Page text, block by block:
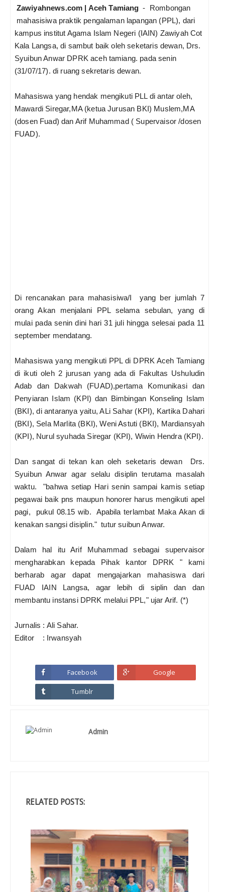
Zawiyahnews.com | Aceh Tamiang - Rombongan
mahasisiwa praktik pengalaman lapangan (PPL), dari
kampus institut Agama Islam Negeri (IAIN) Zawiyah Cot
Kala Langsa, di sambut baik oleh seketaris dewan, Drs.
Syuibun Anwar DPRK aceh tamiang. pada senin
(31/07/17). di ruang sekretaris dewan.
Mahasiswa yang hendak mengikuti PLL di antar oleh,
Mawardi Siregar,MA (ketua Jurusan BKI) Muslem,MA
(dosen Fuad) dan Arif Muhammad ( Supervaisor /dosen
FUAD).
Di rencanakan para mahasisiwa/I yang ber jumlah 7
orang Akan menjalani PPL selama sebulan, yang di
mulai pada senin dini hari 31 juli hingga selesai pada 11
september mendatang.
Mahasiswa yang mengikuti PPL di DPRK Aceh Tamiang
di ikuti oleh 2 jurusan yang ada di Fakultas Ushuludin
Adab dan Dakwah (FUAD),pertama Komunikasi dan
Penyiaran Islam (KPI) dan Bimbingan Konseling Islam
(BKI), di antaranya yaitu, ALi Sahar (KPI), Kartika Dahari
(BKI), Sela Marlita (BKI), Weni Astuti (BKI), Mardiansyah
(KPI), Nurul syuhada Siregar (KPI), Wiwin Hendra (KPI).
Dan sangat di tekan kan oleh seketaris dewan Drs.
Syuibun Anwar agar selalu disiplin terutama masalah
waktu. "bahwa setiap Hari senin sampai kamis setiap
pegawai baik pns maupun honorer harus mengikuti apel
pagi, pukul 08.15 wib. Apabila terlambat Maka Akan di
kenakan sangsi disiplin." tutur suibun Anwar.
Dalam hal itu Arif Muhammad sebagai supervaisor
mengharabkan kepada Pihak kantor DPRK " kami
berharab agar dapat mengajarkan mahasiswa dari
FUAD IAIN Langsa, agar lebih di siplin dan dan
membantu instansi DPRK melalui PPL," ujar Arif. (*)
Jurnalis : Ali Sahar.
Editor : Irwansyah
Facebook Google
Tumblr
Admin
RELATED POSTS: